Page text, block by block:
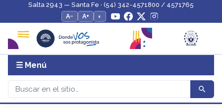
Salta 2943 — Santa Fe · (54) 342-4571800 / 4571765
A−
A+ ◐
☰ Menú